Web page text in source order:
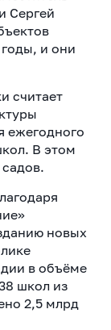
Сергей
и они
считает
ежегодного
В этом
новых
в объёме
школ из
2,5 млрд